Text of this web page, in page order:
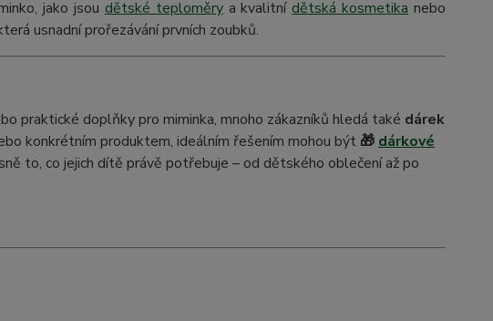
jako jsou dětské teploměrya kvalitnídětská kosmetika nebo
usnadní prořezávání prvních zoubků.
praktické doplňky pro miminka, mnoho zákazníků hledá také dárek
konkrétním produktem, ideálním řešením mohou být 🎁 dárkové
to, co jejich dítě právě potřebuje – od dětského oblečení až po